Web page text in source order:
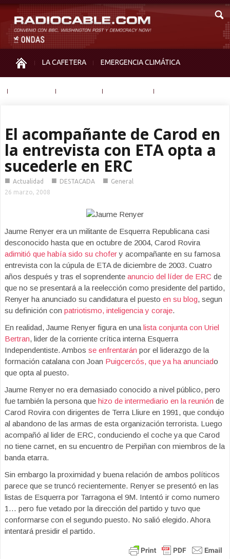
LA CAFETERA EMERGENCIA CLIMÁTICA
El acompañante de Carod en
la entrevista con ETA opta a
sucederle en ERC
■ Actualidad ■ DESTACADA ■ General
26 marzo, 2008
Jaume Renyer era un militante de Esquerra Republicana casi
desconocido hasta que en octubre de 2004, Carod Rovira
adimitió que había sido su chofery acompañante en su famosa
entrevista con la cúpula de ETA de diciembre de 2003. Cuatro
años después y tras el soprendente anuncio del líder de ERC de
que no se presentará a la reelección como presidente del partido,
Renyer ha anunciado su candidatura el puesto en su blog, segun
su definición con patriotismo, inteligencia y coraje.
En realidad, Jaume Renyer figura en una lista conjunta con Uriel
Bertran, lider de la corriente crítica interna Esquerra
Independentiste. Ambos se enfrentarán por el liderazgo de la
formación catalana con Joan Puigcercós, que ya ha anunciado
que opta al puesto.
Jaume Renyer no era demasiado conocido a nivel público, pero
fue también la persona que hizo de intermediario en la reunión de
Carod Rovira con dirigentes de Terra Lliure en 1991, que condujo
al abandono de las armas de esta organización terrorista. Luego
acompañó al lider de ERC, conduciendo el coche ya que Carod
no tiene carnet, en su encuentro de Perpiñan con miembros de la
banda etarra.
Sin embargo la proximidad y buena relación de ambos políticos
parece que se truncó recientemente. Renyer se presentó en las
listas de Esquerra por Tarragona el 9M. Intentó ir como numero
1… pero fue vetado por la dirección del partido y tuvo que
conformarse con el segundo puesto. No salió elegido. Ahora
intentará presidir el partido.